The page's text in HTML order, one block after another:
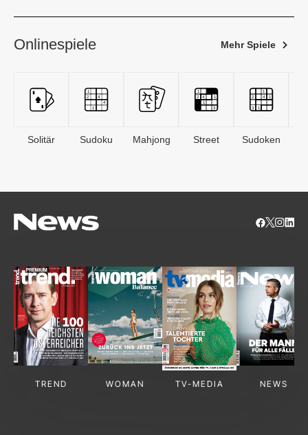
Onlinespiele Mehr Spiele
Solitär Sudoku Mahjong Street Sudoken
TREND WOMAN TV-MEDIA NEWS